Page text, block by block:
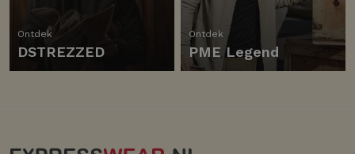
Ontdek
DSTREZZED
Ontdek
PME Legend